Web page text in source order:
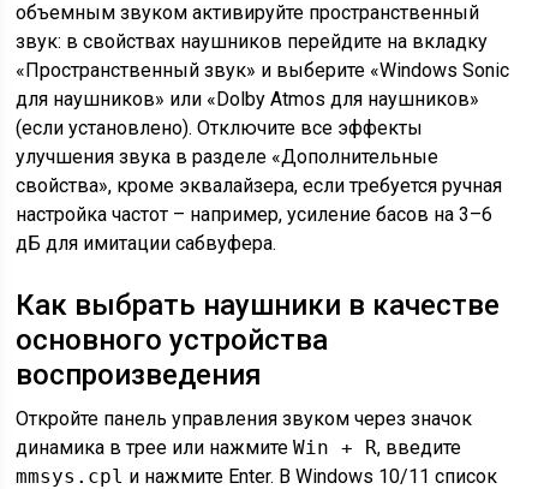
объемным звуком активируйте пространственный
звук: в свойствах наушников перейдите на вкладку
«Пространственный звук» и выберите «Windows Sonic
для наушников» или «Dolby Atmos для наушников»
(если установлено). Отключите все эффекты
улучшения звука в разделе «Дополнительные
свойства», кроме эквалайзера, если требуется ручная
настройка частот – например, усиление басов на 3–6
дБ для имитации сабвуфера.
Как выбрать наушники в качестве
основного устройства
воспроизведения
Откройте панель управления звуком через значок
динамика в трее или нажмитеWin + R, введите
mmsys.cpl и нажмите Enter. В Windows 10/11 список